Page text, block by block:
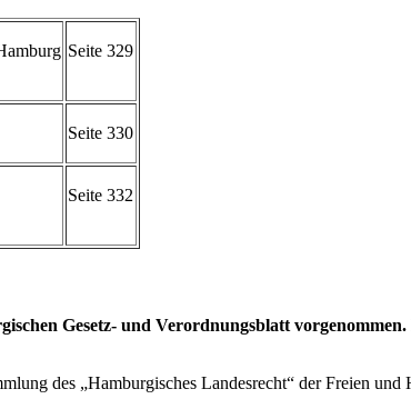
Seite 329
Seite 330
Seite 332
Gesetz- und Verordnungsblatt
des „Hamburgisches Landesrecht“ der Freien und